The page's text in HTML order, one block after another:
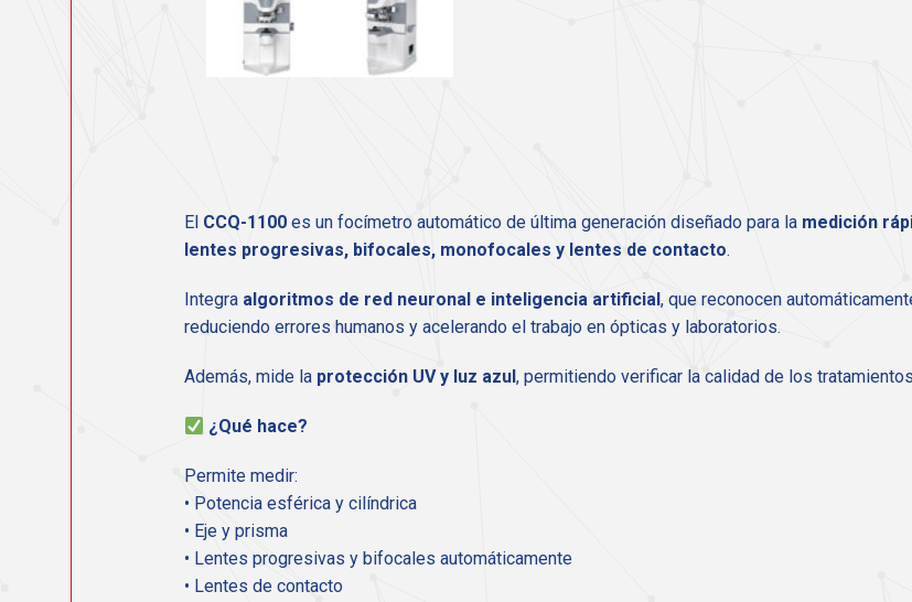
El CCQ-1100 es un focímetro automático de última generación diseñado para la medición
lentes progresivas, bifocales, monofocales y lentes de contacto.
Integra algoritmos de red neuronal e inteligencia artificial , que reconocen
reduciendo errores humanos y acelerando el trabajo en ópticas y laboratorios.
Además, mide la protección UV y luz azul , permitiendo verificar la calidad de los
¿Qué hace?
Permite medir:
• Potencia esférica y cilíndrica
• Eje y prisma
• Lentes progresivas y bifocales automáticamente
• Lentes de contacto